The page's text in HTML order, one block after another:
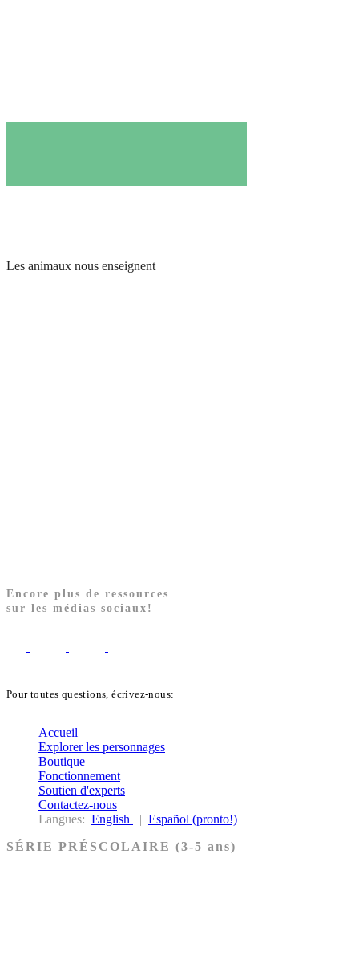
Les animaux nous enseignent
Encore plus de ressources
sur les médias sociaux!
Pour toutes questions, écrivez-nous:
Accueil
Explorer les personnages
Boutique
Fonctionnement
Soutien d'experts
Contactez-nous
Langues: English | Español (pronto!)
SÉRIE PRÉSCOLAIRE (3-5 ans)